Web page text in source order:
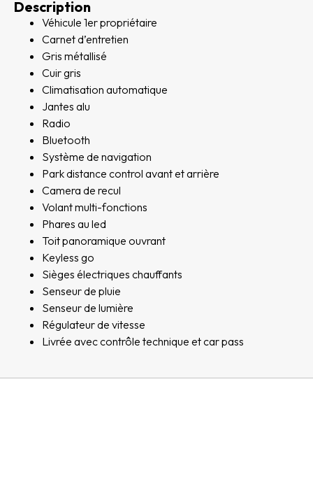
Description
Véhicule 1er propriétaire
Carnet d’entretien
Gris métallisé
Cuir gris
Climatisation automatique
Jantes alu
Radio
Bluetooth
Système de navigation
Park distance control avant et arrière
Camera de recul
Volant multi-fonctions
Phares au led
Toit panoramique ouvrant
Keyless go
Sièges électriques chauffants
Senseur de pluie
Senseur de lumière
Régulateur de vitesse
Livrée avec contrôle technique et car pass